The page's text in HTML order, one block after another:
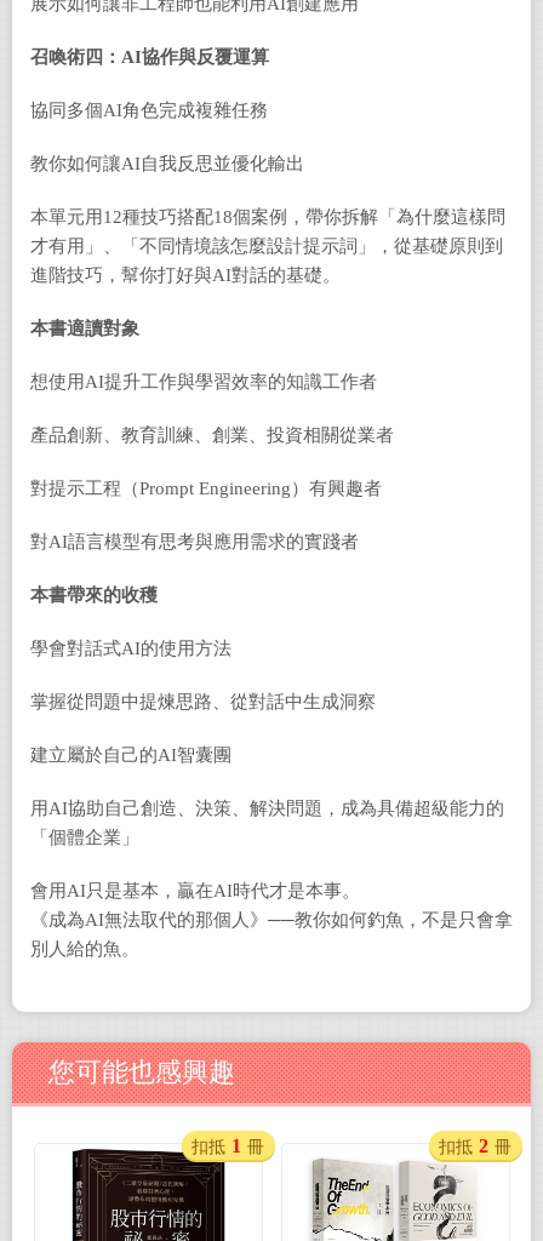
召喚術四： AI協作與反覆運算
協同多個AI角色完成複雜任務
教你如何讓AI自我反思並優化輸出
本單元用12種技巧搭配18個案例，帶你拆解「為什麼這樣問
才有用」、「不同情境該怎麼設計提示詞」，從基礎原則到
進階技巧，幫你打好與AI對話的基礎。
本書適讀對象
想使用AI提升工作與學習效率的知識工作者
產品創新、教育訓練、創業、投資相關從業者
對提示工程（Prompt Engineering）有興趣者
對AI語言模型有思考與應用需求的實踐者
本書帶來的收穫
學會對話式AI的使用方法
掌握從問題中提煉思路、從對話中生成洞察
建立屬於自己的AI智囊團
用AI協助自己創造、決策、解決問題，成為具備超級能力的
「個體企業」
會用AI只是基本，贏在AI時代才是本事。
《成為AI無法取代的那個人》──教你如何釣魚，不是只會拿
別人給的魚。
您可能也感興趣
扣抵 1 冊 扣抵 2 冊